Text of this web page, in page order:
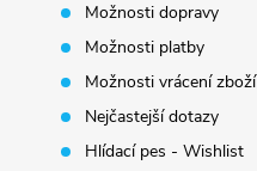
Možnosti dopravy
Možnosti platby
Možnosti vrácení zboží
Nejčastejší dotazy
Hlídací pes - Wishlist